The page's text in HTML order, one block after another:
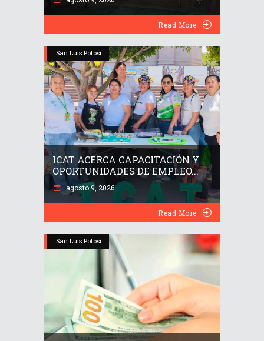
Read More
San Luis Potosí
ICAT ACERCA CAPACITACIÓN Y
OPORTUNIDADES DE EMPLEO...
agosto 9, 2026
Read More
San Luis Potosí